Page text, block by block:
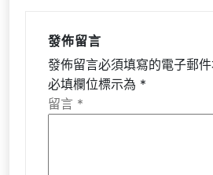
發佈留言
發佈留言必須填寫的電子郵
必填欄位標示為 *
留言 *